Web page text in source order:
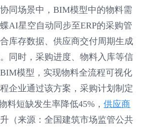
同场景中，BIM模型中的物料需
AI星空自动同步至ERP的采购管
库存数据、供应商交付周期生成
同时，采购进度、物料入库等信
模型，实现物料全流程可视化
企业通过该方案，采购计划制定
料短缺发生率降低45%，供应商
（来源：全国建筑市场监管公共